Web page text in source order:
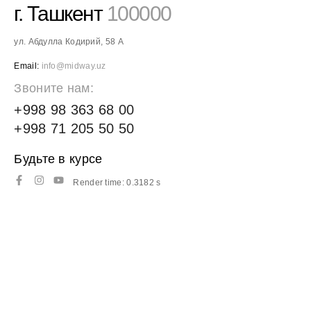
г. Ташкент100000
ул. Абдулла Кодирий, 58 А
Email: info@midway.uz
Звоните нам:
+998 98 363 68 00
+998 71 205 50 50
Будьте в курсе
Render time: 0.3182 s